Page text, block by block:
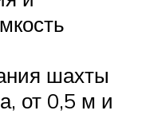
шахты
от 0,5 м и